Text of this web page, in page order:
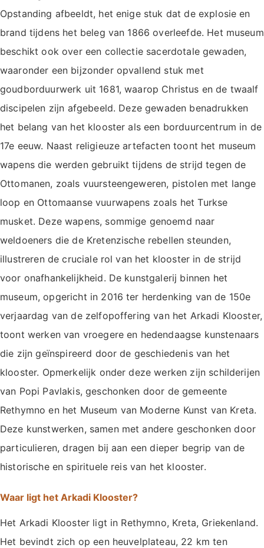
Opstanding afbeeldt, het enige stuk dat de explosie en
brand tijdens het beleg van 1866 overleefde. Het museum
beschikt ook over een collectie sacerdotale gewaden,
waaronder een bijzonder opvallend stuk met
goudborduurwerk uit 1681, waarop Christus en de twaalf
discipelen zijn afgebeeld. Deze gewaden benadrukken
het belang van het klooster als een borduurcentrum in de
17e eeuw. Naast religieuze artefacten toont het museum
wapens die werden gebruikt tijdens de strijd tegen de
Ottomanen, zoals vuursteengeweren, pistolen met lange
loop en Ottomaanse vuurwapens zoals het Turkse
musket. Deze wapens, sommige genoemd naar
weldoeners die de Kretenzische rebellen steunden,
illustreren de cruciale rol van het klooster in de strijd
voor onafhankelijkheid. De kunstgalerij binnen het
museum, opgericht in 2016 ter herdenking van de 150e
verjaardag van de zelfopoffering van het Arkadi Klooster,
toont werken van vroegere en hedendaagse kunstenaars
die zijn geïnspireerd door de geschiedenis van het
klooster. Opmerkelijk onder deze werken zijn schilderijen
van Popi Pavlakis, geschonken door de gemeente
Rethymno en het Museum van Moderne Kunst van Kreta.
Deze kunstwerken, samen met andere geschonken door
particulieren, dragen bij aan een dieper begrip van de
historische en spirituele reis van het klooster.
Waar ligt het Arkadi Klooster?
Het Arkadi Klooster ligt in Rethymno, Kreta, Griekenland.
Het bevindt zich op een heuvelplateau, 22 km ten